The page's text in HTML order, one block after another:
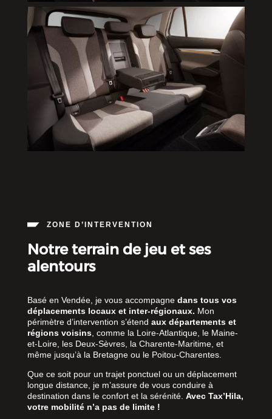
ZONE D’INTERVENTION
Notre terrain de jeu et ses
alentours
Basé en Vendée, je vous accompagnedans tous vos
déplacements locaux et inter-régionaux. Mon
périmètre d’intervention s’étend aux départements et
régions voisins, comme la Loire-Atlantique, le Maine-
et-Loire, les Deux-Sèvres, la Charente-Maritime, et
même jusqu’à la Bretagne ou le Poitou-Charentes.
Que ce soit pour un trajet ponctuel ou un déplacement
longue distance, je m’assure de vous conduire à
destination dans le confort et la sérénité. Avec Tax’Hila,
votre mobilité n’a pas de limite !